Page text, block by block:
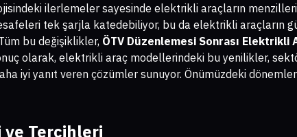
ilerlemeler sayesinde elektrikli araçların
tek şarjla katedebiliyor, bu da elektrikli araçların
bu değişiklikler, ÖTV Düzenlemesi Sonrası Elektrikli
olarak, elektrikli araç modellerindeki bu yenilikler,
iyi yanıt veren çözümler sunuyor. Önümüzdeki
Tercihleri